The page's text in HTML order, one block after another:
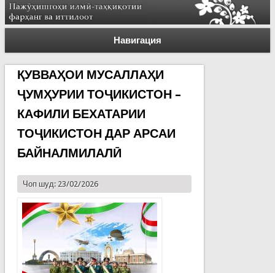
Навигация
ҚУВВАҲОИ МУСАЛЛАҲИ
ҶУМҲУРИИ ТОҶИКИСТОН –
КАФИЛИ БЕХАТАРИИ
ТОҶИКИСТОН ДАР АРСАИ
БАЙНАЛМИЛАЛӢ
Чоп шуд: 23/02/2026